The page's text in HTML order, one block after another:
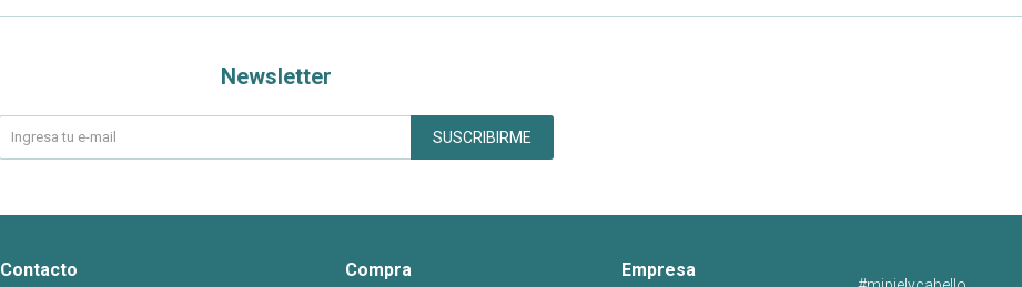
Contacto Empresa
Compra
Newsletter
SUSCRIBIRME